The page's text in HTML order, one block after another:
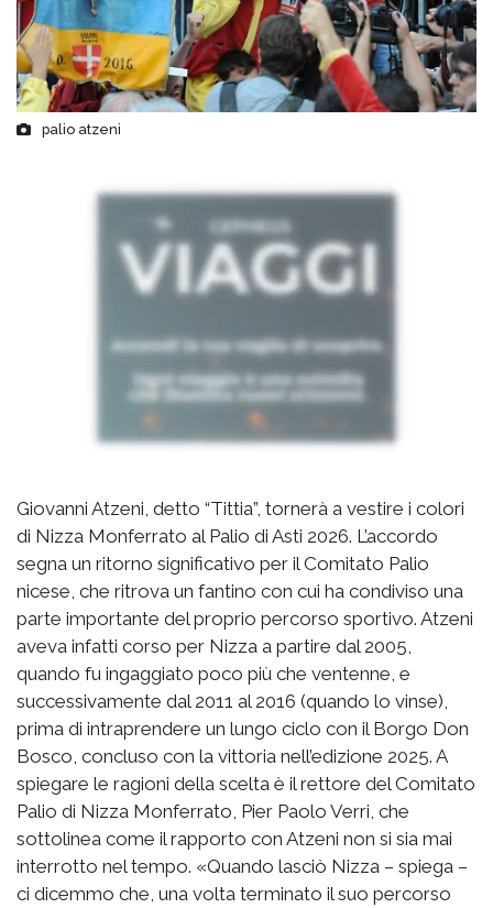
palio atzeni
Giovanni Atzeni, detto “Tittia”, tornerà a vestire i colori
di Nizza Monferrato al Palio di Asti 2026. L’accordo
segna un ritorno significativo per il Comitato Palio
nicese, che ritrova un fantino con cui ha condiviso una
parte importante del proprio percorso sportivo. Atzeni
aveva infatti corso per Nizza a partire dal 2005,
quando fu ingaggiato poco più che ventenne, e
successivamente dal 2011 al 2016 (quando lo vinse),
prima di intraprendere un lungo ciclo con il Borgo Don
Bosco, concluso con la vittoria nell’edizione 2025. A
spiegare le ragioni della scelta è il rettore del Comitato
Palio di Nizza Monferrato, Pier Paolo Verri, che
sottolinea come il rapporto con Atzeni non si sia mai
interrotto nel tempo. «Quando lasciò Nizza – spiega –
ci dicemmo che, una volta terminato il suo percorso